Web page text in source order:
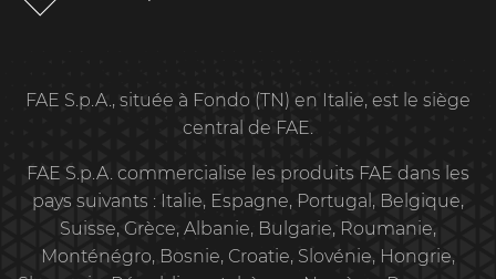
FAE S.p.A., située à Fondo (TN) en Italie, est le siège
central de FAE.
FAE S.p.A. commercialise les produits FAE dans les
pays suivants : Italie, Espagne, Portugal, Belgique,
Suisse, Grèce, Albanie, Bulgarie, Roumanie,
Monténégro, Bosnie, Croatie, Slovénie, Hongrie,